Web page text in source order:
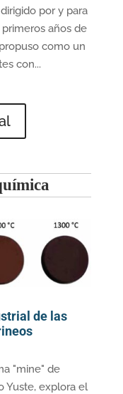
por y para
años de
como un
con...
de las
"mine" de
Yuste, explora el